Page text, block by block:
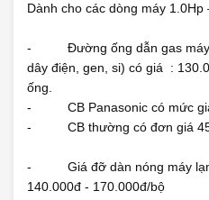
Dành cho các dòng máy 1.0Hp
- Đường ống dẫn gas máy
dây điện, gen, si) có giá :
ống.
- CB Panasonic có mức giá
- CB thường có đơn giá
- Giá đỡ dàn nóng máy
140.000đ - 170.000đ/bộ